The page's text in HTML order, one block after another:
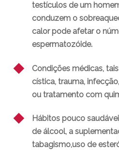
testículos de um
conduzem o
calor pode afetar o
espermatozóide.
Condições médicas,
cística, trauma,
ou tratamento com
Hábitos pouco
de álcool, a
tabagismo,uso de